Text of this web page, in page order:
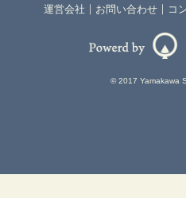
運営会社 ｜ お問い合わせ ｜ コ
© 2017 Yamakawa